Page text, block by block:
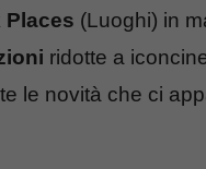
Places (Luoghi) in
ridotte a
le novità che ci